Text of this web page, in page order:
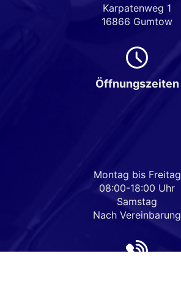
Karpatenweg 1
16866 Gumtow
Öffnungszeiten
Montag bis Freitag
08:00-18:00 Uhr
Samstag
Nach Vereinbarung